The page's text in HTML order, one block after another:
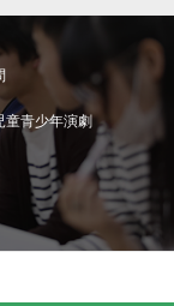
童青少年演劇